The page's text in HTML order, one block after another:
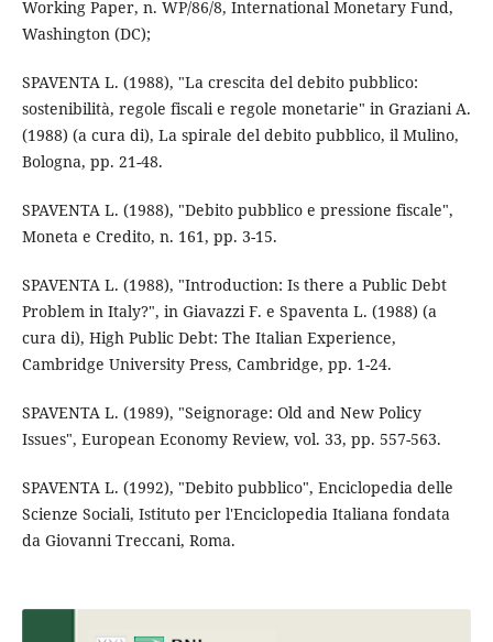
Working Paper, n. WP/86/8, International Monetary Fund,
Washington (DC);
SPAVENTA L. (1988), "La crescita del debito pubblico:
sostenibilità, regole fiscali e regole monetarie" in Graziani A.
(1988) (a cura di), La spirale del debito pubblico, il Mulino,
Bologna, pp. 21-48.
SPAVENTA L. (1988), "Debito pubblico e pressione fiscale",
Moneta e Credito, n. 161, pp. 3-15.
SPAVENTA L. (1988), "Introduction: Is there a Public Debt
Problem in Italy?", in Giavazzi F. e Spaventa L. (1988) (a
cura di), High Public Debt: The Italian Experience,
Cambridge University Press, Cambridge, pp. 1-24.
SPAVENTA L. (1989), "Seignorage: Old and New Policy
Issues", European Economy Review, vol. 33, pp. 557-563.
SPAVENTA L. (1992), "Debito pubblico", Enciclopedia delle
Scienze Sociali, Istituto per l'Enciclopedia Italiana fondata
da Giovanni Treccani, Roma.